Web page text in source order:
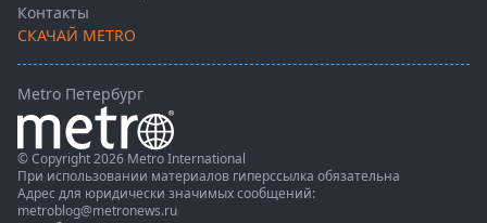
Контакты
СКАЧАЙ METRO
Metro Петербург
© Copyright 2026 Metro International
При использовании материалов гиперссылка обязательна
Адрес для юридически значимых сообщений:
metroblog@metronews.ru